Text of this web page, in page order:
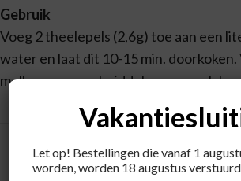
Gebruik
Voeg 2 theelepels (2,6g) toe aan een
water en laat dit 10-15 min. doorkoken.
melk en een zoetmiddel naar smaak
Let op! Bestellingen die vanaf 1
worden, worden 18 augustus